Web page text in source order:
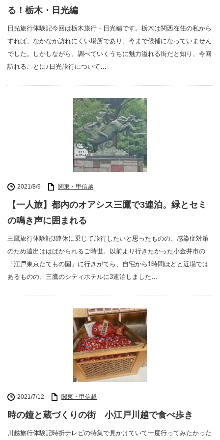
る！栃木・日光編
日光旅行体験記今回は栃木旅行・日光編です。栃木は関西在住の私から
すれば、なかなか訪れにくい場所であり、今まで候補になっていません
でした。しかしながら、調べていくうちに魅力溢れる街だと知り、今回
訪れることに♪日光旅行について…
2021/8/9 関東・甲信越
【一人旅】都内のオアシス三鷹で3連泊。緑とセミ
の鳴き声に囲まれる
三鷹旅行体験記3連休に乗じて旅行したいと思ったものの、感染症対策
のため遠出ははばかられるご時世。以前より行きたかった小金井市の
「江戸東京たてもの園」に行きがてら、自宅から1時間ほどと近場では
あるものの、三鷹のシティホテルに3連泊しました…
2021/7/12 関東・甲信越
時の鐘と蔵づくりの街 小江戸川越で食べ歩き
川越旅行体験記時折テレビの特集で見かけていて一度行ってみたかった